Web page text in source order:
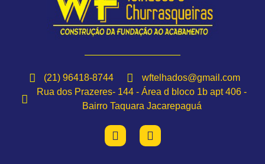
(21) 96418-8744
wftelhados@gmail.com
Rua dos Prazeres- 144 - Área d bloco 1b apt 406 -
Bairro Taquara Jacarepaguá